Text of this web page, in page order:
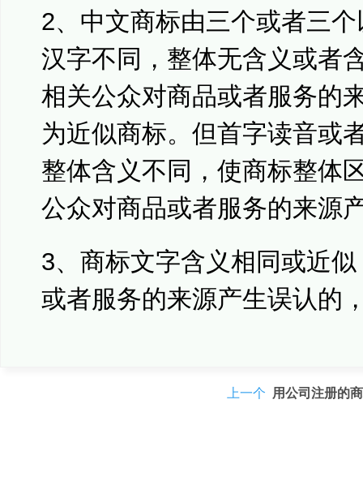
2、中文商标由三个或者三
汉字不同，整体无含义或者
相关公众对商品或者服务的
为近似商标。但首字读音或
整体含义不同，使商标整体
公众对商品或者服务的来源
3、商标文字含义相同或近
或者服务的来源产生误认的
上一个 用公司注册的